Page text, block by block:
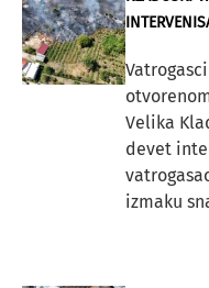
Velika
devet
izmaku